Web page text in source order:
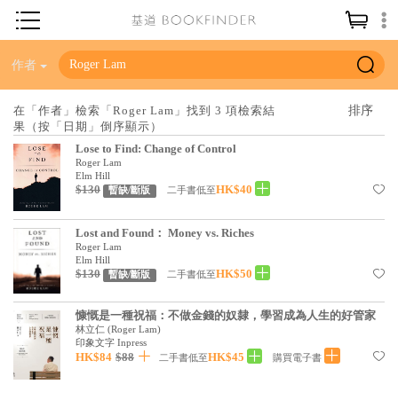
神學／教義
聖經
信仰入門
教會歷史
靈修／禱告
信徒生活
教會事工
分齡牧養
社會／倫理
哲學／宗教比較
作者
在「作者」檢索「Roger Lam」找到 3 項檢索結
果（按「日期」倒序顯示）
Lose to Find: Change of Control
Roger Lam
Elm Hill
$130 暫缺/斷版 二手書低至HK$40
Lost and Found： Money vs. Riches
Roger Lam
Elm Hill
$130 暫缺/斷版 二手書低至HK$50
慷慨是一種祝福：不做金錢的奴隸，學習成為人生的好管家
林立仁 (Roger Lam)
印象文字 Inpress
HK$84 $88 二手書低至HK$45 購買電子書